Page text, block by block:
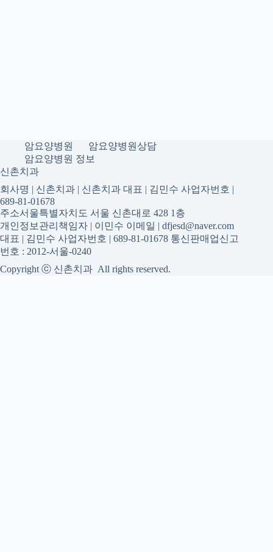
암요양병원
암요양병원상담
암요양병원 정보
신촌치과
회사명 | 신촌치과 | 신촌치과 대표 | 김민수 사업자번호 |
689-81-01678
주소서울특별자치도 서울 신촌대로 428 1층
개인정보관리책임자 | 이민수 이메일 | dfjesd@naver.com
대표 | 김민수 사업자번호 | 689-81-01678 통신판매업신고
번호 : 2012-서울-0240
Copyright ⓒ 신촌치과 All rights reserved.